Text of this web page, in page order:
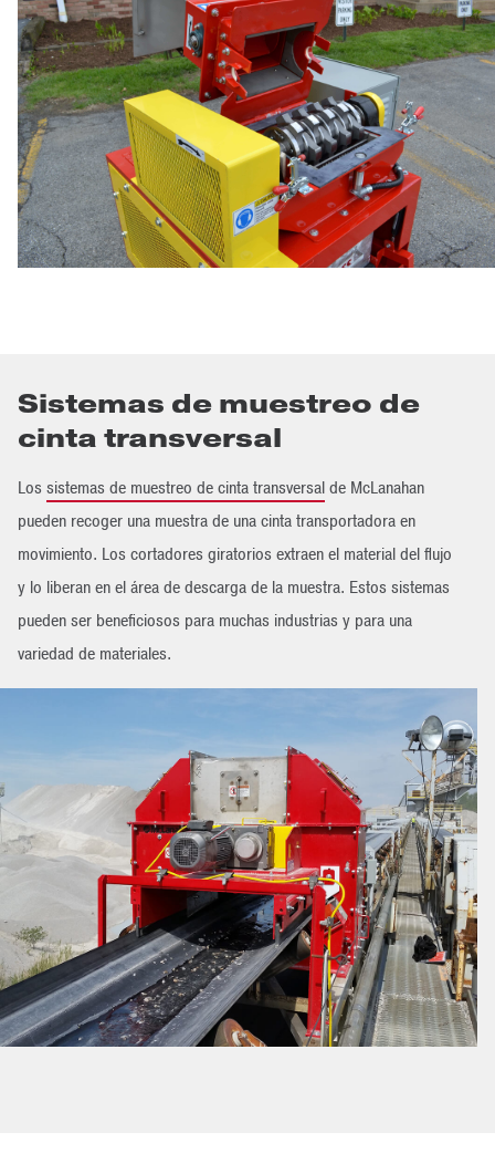
Sistemas de muestreo de
cinta transversal
Lossistemas de muestreo de cinta transversalde McLanahan
pueden recoger una muestra de una cinta transportadora en
movimiento. Los cortadores giratorios extraen el material del flujo
y lo liberan en el área de descarga de la muestra. Estos sistemas
pueden ser beneficiosos para muchas industrias y para una
variedad de materiales.